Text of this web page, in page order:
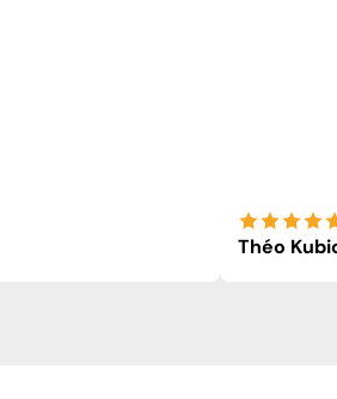
Théo